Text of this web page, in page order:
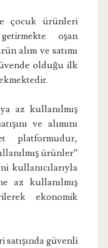
çocuk ürünleri
oşan
alım ve satımı
olduğu ilk
az kullanılmış
ve alımını
platformudur,
ürünler”
kullanıcılarıyla
az kullanılmış
ekonomik
güvenli